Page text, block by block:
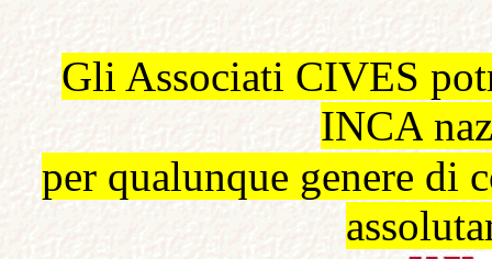
Gli Associati CIVES
INCA
per qualunque genere di